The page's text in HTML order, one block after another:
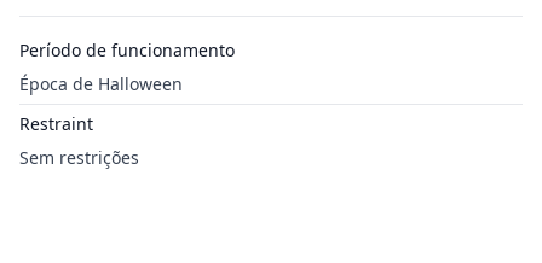
Período de funcionamento
Época de Halloween
Restraint
Sem restrições